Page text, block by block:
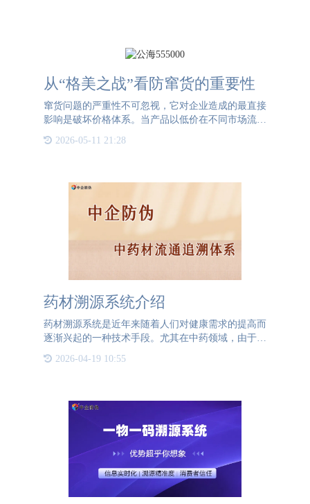
从“格美之战”看防窜货的重要性
窜货问题的严重性不可忽视，它对企业造成的最直接
影响是破坏价格体系。当产品以低价在不同市场流通
时，不仅会削弱其他分销商对企业产品的信心，还会
引发消费者的不满，进而破坏品牌在市场中的良好环
2026-05-11 21:28
药材溯源系统介绍
药材溯源系统是近年来随着人们对健康需求的提高而
逐渐兴起的一种技术手段。尤其在中药领域，由于中
于熬制汤药或制作成中成药，因此对药材的品质要求
2026-04-19 10:55